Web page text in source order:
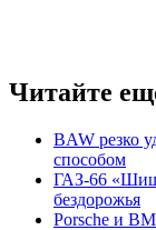
Читайте
BAW резко
способом
ГАЗ-66
бездорожья
Porsche и